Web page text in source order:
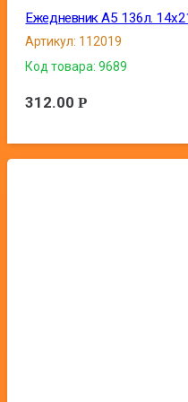
Ежедневник А5 136л.
Артикул: 112019
Код товара:9689
312.00Р